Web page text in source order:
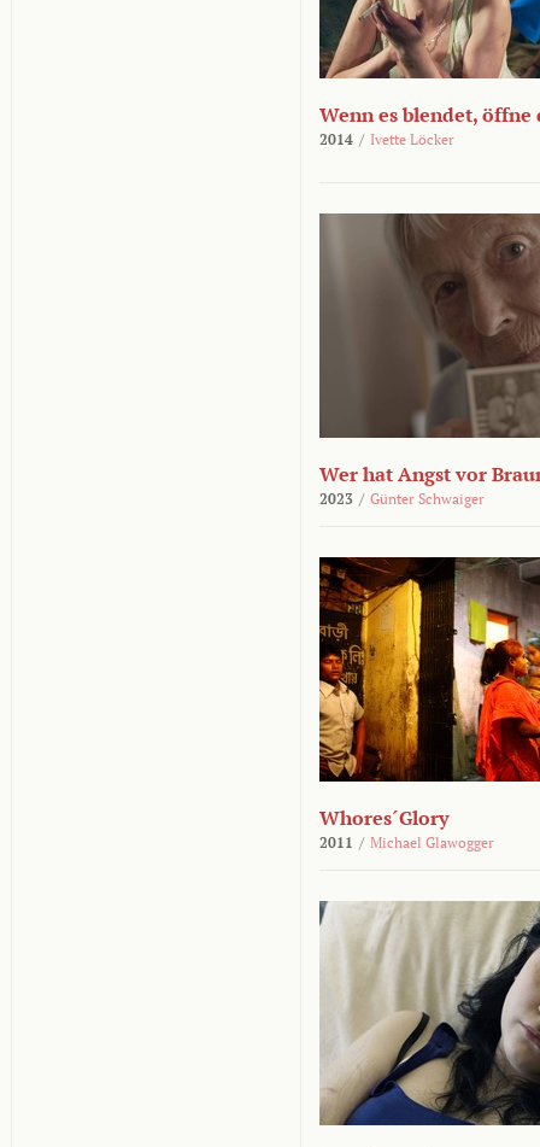
Wenn es blendet, öffne
2014 / Ivette Löcker
Wer hat Angst vor
2023 / Günter Schwaiger
Whores´Glory
2011 / Michael Glawogger